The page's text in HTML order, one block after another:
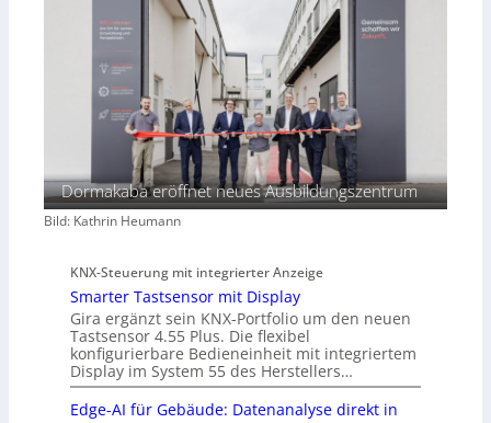
Dormakaba eröffnet neues Ausbildungszentrum
Bild: Kathrin Heumann
KNX-Steuerung mit integrierter Anzeige
Smarter Tastsensor mit Display
Gira ergänzt sein KNX-Portfolio um den neuen
Tastsensor 4.55 Plus. Die flexibel
konfigurierbare Bedieneinheit mit integriertem
Display im System 55 des Herstellers…
Edge-AI für Gebäude: Datenanalyse direkt in